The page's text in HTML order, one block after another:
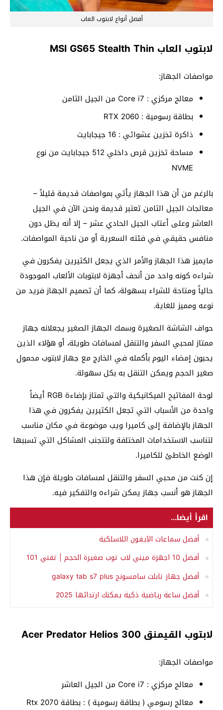
أفضل أنواع لابتوب العاب
لابتوب العاب
مواصفات الجهاز:
معالج مركزي : Core i7 من الجيل الثامن
بطاقة رسومية : RTX 2060
ذاكرة تخزين عشوائي : 16 جيجابايت
مساحة تخزين قرص داخلي 512 جيجابايت من نوع
NVME
بالرغم من أن هذا الجهاز يأتي بمواصفات قديمة قليلاً –
معالجات الجيل الثامن تعتبر قديمة ونحن الآن في الجيل
العاشر وعلى أعتاب الجيل الحادي عشر – إلا أنه يظل دون
منافس حقيقي في فئته السعرية أو من ناحية المواصفات.
مايميز هذا الجهاز والأمر الذي يجعل الكثيرين يفكرون في
شراءه كونه واحد من أنحف أجهزة لابتوبات الألعاب الموجودة
حالياً ومتاحة للشراء بسهولة، كما أن تصميم الجهاز فريد من
نوعه ومميز للغاية.
حواف الشاشة الصغيرة وسمك الجهاز الصغير يجعلانه جهاز
ممتاز لمحبي السفر والتنقل لمسافات طويلة، أو هؤلاء الذين
يحبون إمضاء اليوم بأكمله في الخارج مع جهاز لابتوب محمول
صغير الحجم ويمكن التنقل به بكل سهولة.
لوحة المفاتيح الميكانيكية والتي تمتاز بإضاءة RGB أيضاً
واحدة من الأسباب التي تجعل الكثيرين يفكرون في هذا
الجهاز بالإضافة إلى كاميرا ويب موضوعة في مكان مناسب
لتناسب الاستخدامات المختلفة ولتتجنب المشاكل التي تسببها
الوضع الخاطئ للكاميرا.
إن كنت من محبي السفر والتنقل لمسافات طويلة فإن هذا
الجهاز هو أنسب جهاز يمكن شراءه والتفكير فيه.
اقرأ أيضا...
أفضل سماعات الآيفون اللاسلكية
أفضل 10 اجهزة ميني لاب توب صغيرة الحجم | تقني 101
أفضل جهاز تابلت سامسونج galaxy tab s7 plus
أفضل ساعة رياضية ذكية يمكنك ارتدائها 2025
لابتوب القيمنق Acer Predator Helios 300
مواصفات الجهاز:
معالج مركزي : Core i7 من الجيل العاشر
معالج رسومي ( بطاقة رسومية ) : بطاقة Rtx 2070